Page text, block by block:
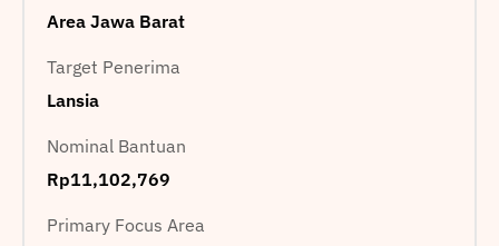
Area Jawa Barat
Target Penerima
Lansia
Nominal Bantuan
Rp11,102,769
Primary Focus Area